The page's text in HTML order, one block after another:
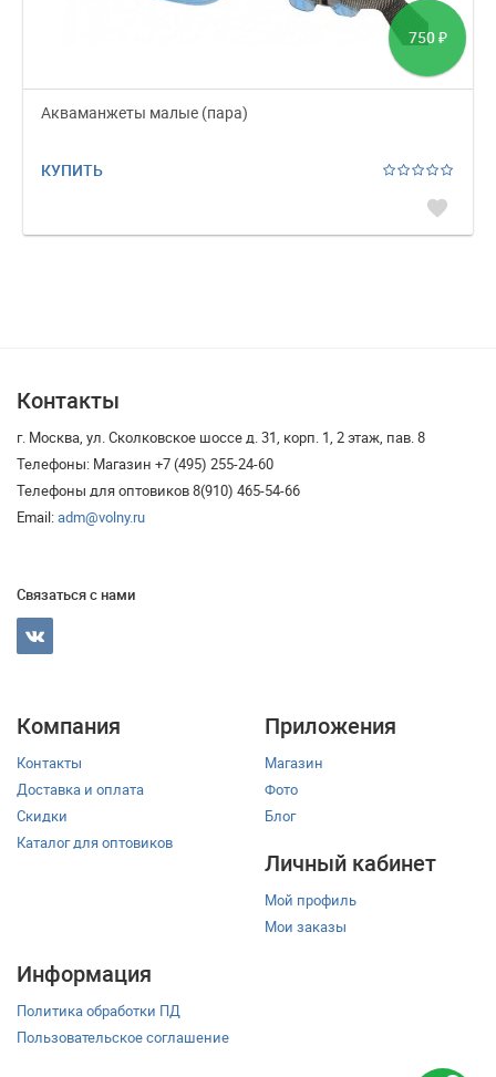
750 ₽
Акваманжеты малые (пара)
КУПИТЬ
favorite
Контакты
г. Москва, ул. Сколковское шоссе д. 31, корп. 1, 2 этаж, пав. 8
Телефоны: Магазин +7 (495) 255-24-60
Телефоны для оптовиков 8(910) 465-54-66
Email:adm@volny.ru
Связаться с нами
Компания
Контакты
Доставка и оплата
Скидки
Каталог для оптовиков
Приложения
Магазин
Фото
Блог
Личный кабинет
Мой профиль
Мои заказы
Информация
Политика обработки ПД
Пользовательское соглашение